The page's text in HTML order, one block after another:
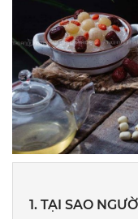
1. TẠI SAO